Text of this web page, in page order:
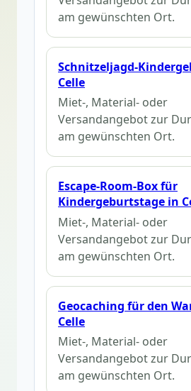
am gewünschten Ort.
Schnitzeljagd-
Celle
Miet-, Material- oder
Versandangebot zur
am gewünschten Ort.
Escape-Room-Box für
Kindergeburtstage in
Miet-, Material- oder
Versandangebot zur
am gewünschten Ort.
Geocaching für den
Celle
Miet-, Material- oder
Versandangebot zur
am gewünschten Ort.